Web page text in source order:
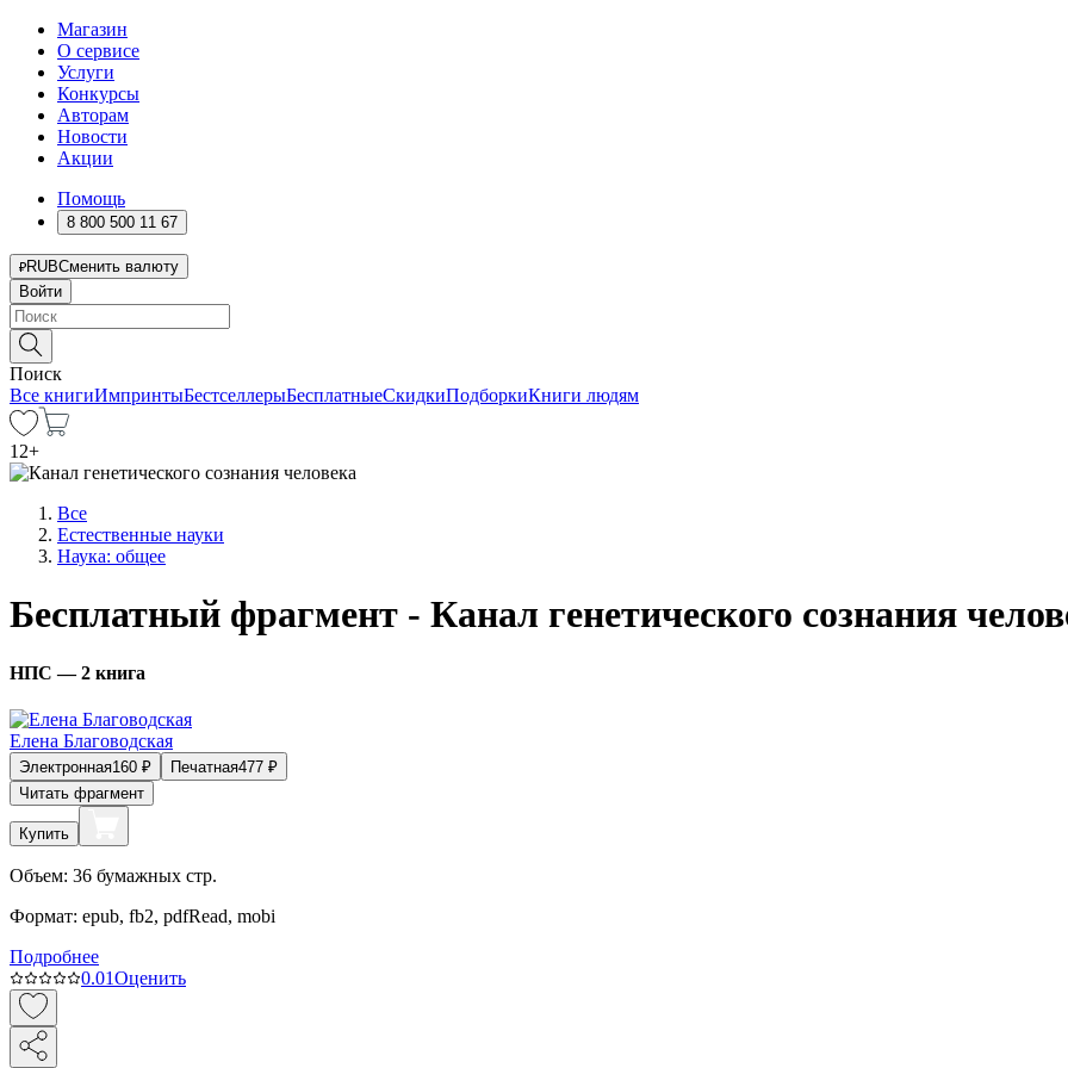
Магазин
О сервисе
Услуги
Конкурсы
Авторам
Новости
Акции
Помощь
8 800 500 11 67
RUBСменить валюту
Войти
Поиск
Все книгиИмпринтыБестселлерыБесплатныеСкидкиПодборкиКниги людям
12+
Все
Естественные науки
Наука: общее
Бесплатный фрагмент - Канал генетического сознания
НПС — 2 книга
Елена Благоводская
Электронная160 ₽ Печатная477 ₽
Читать фрагмент
Купить
Объем: 36 бумажных стр.
Формат: epub, fb2, pdfRead, mobi
Подробнее
0.01Оценить